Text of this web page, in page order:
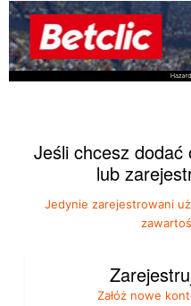
Jeśli chcesz dodać
lub
Jedynie zarejestrowani
Załóż nowe